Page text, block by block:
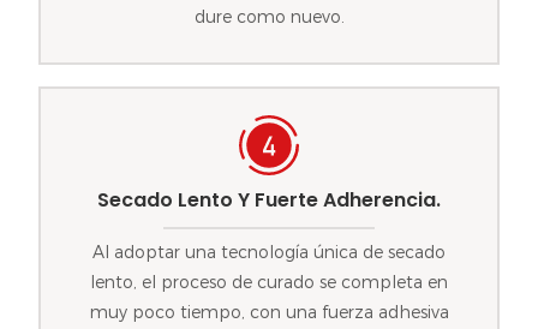
dure como nuevo.
Secado Lento Y Fuerte Adherencia.
Al adoptar una tecnología única de secado
lento, el proceso de curado se completa en
muy poco tiempo, con una fuerza adhesiva